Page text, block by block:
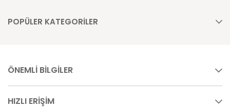
POPÜLER KATEGORİLER
ÖNEMLİ BİLGİLER
HIZLI ERİŞİM